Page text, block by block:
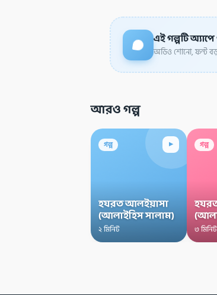
এই গল্পটি
অডিও শোনো, ফন্ট বড়
আরও গল্প
গল্প ▸
হযরত আলইয়াসা
(আলাইহিস সালাম)
২ মিনিট
গল্প
৩ মিনিট